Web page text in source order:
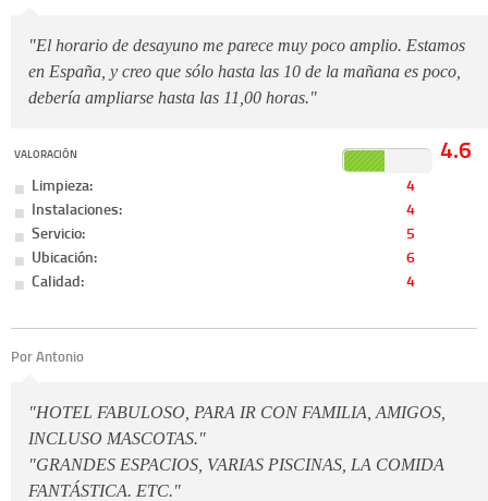
"El horario de desayuno me parece muy poco amplio. Estamos
en España, y creo que sólo hasta las 10 de la mañana es poco,
debería ampliarse hasta las 11,00 horas."
VALORACIÓN 4.6
Limpieza:
4
Instalaciones:
4
Servicio:
5
Ubicación:
6
Calidad:
4
Por Antonio
"HOTEL FABULOSO, PARA IR CON FAMILIA, AMIGOS,
INCLUSO MASCOTAS."
"GRANDES ESPACIOS, VARIAS PISCINAS, LA COMIDA
FANTÁSTICA. ETC."